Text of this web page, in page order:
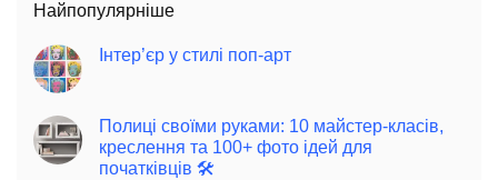
Найпопулярніше
Інтер’єр у стилі поп-арт
Полиці своїми руками: 10 майстер-класів,
креслення та 100+ фото ідей для
початківців 🛠️